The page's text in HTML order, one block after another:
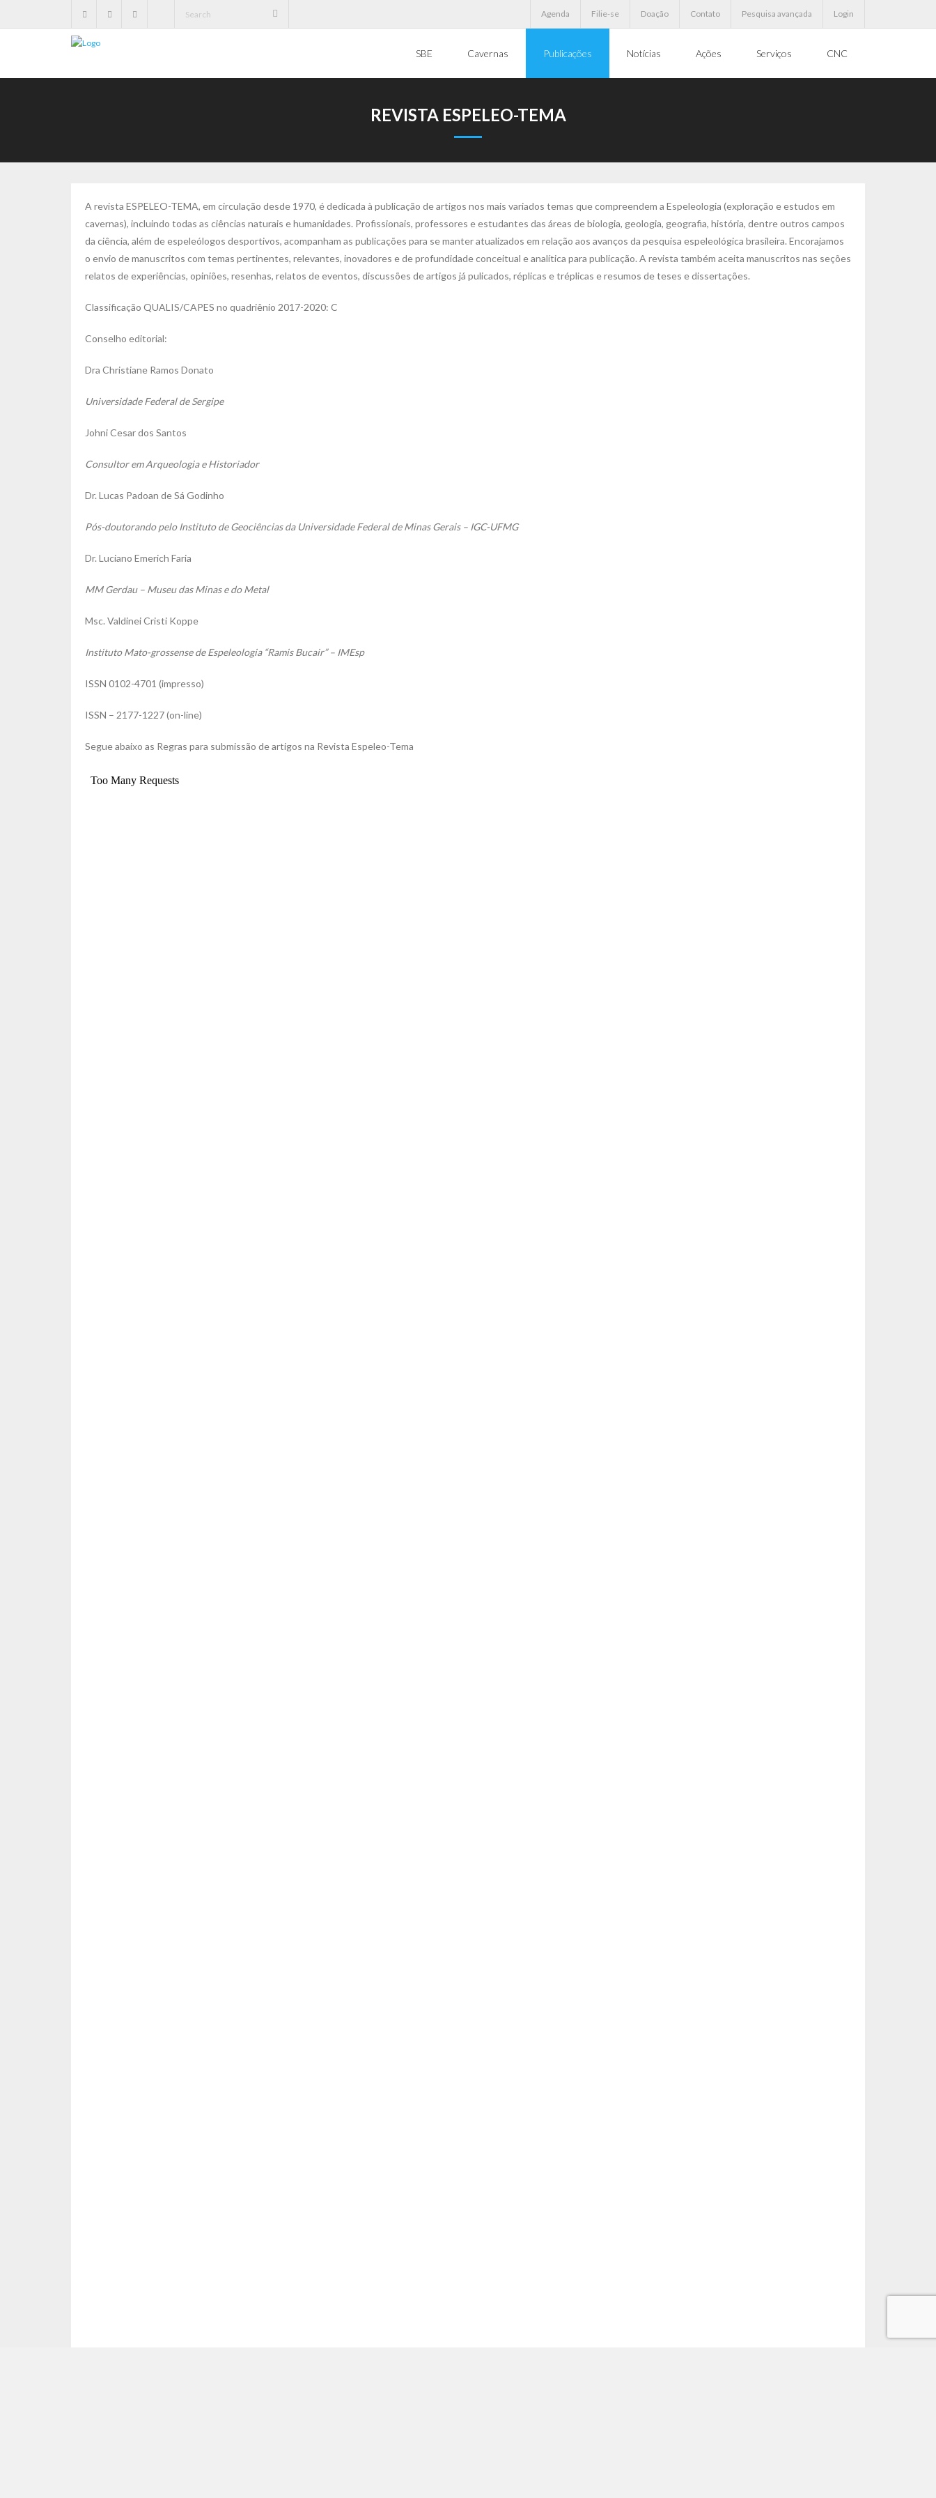
Agenda Filie-se Doação Contato Pesquisa avançada Login
SBE Cavernas Publicações Notícias Ações Serviços CNC
REVISTA ESPELEO-TEMA
A revista ESPELEO-TEMA, em circulação desde 1970, é dedicada à publicação de artigos nos mais variados temas que compreendem a Espeleologia (exploração e estudos em
cavernas), incluindo todas as ciências naturais e humanidades. Profissionais, professores e estudantes das áreas de biologia, geologia, geografia, história, dentre outros campos
da ciência, além de espeleólogos desportivos, acompanham as publicações para se manter atualizados em relação aos avanços da pesquisa espeleológica brasileira. Encorajamos
o envio de manuscritos com temas pertinentes, relevantes, inovadores e de profundidade conceitual e analítica para publicação. A revista também aceita manuscritos nas seções
relatos de experiências, opiniões, resenhas, relatos de eventos, discussões de artigos já pulicados, réplicas e tréplicas e resumos de teses e dissertações.
Classificação QUALIS/CAPES no quadriênio 2017-2020: C
Conselho editorial:
Dra Christiane Ramos Donato
Universidade Federal de Sergipe
Johni Cesar dos Santos
Consultor em Arqueologia e Historiador
Dr. Lucas Padoan de Sá Godinho
Pós-doutorando pelo Instituto de Geociências da Universidade Federal de Minas Gerais – IGC-UFMG
Dr. Luciano Emerich Faria
MM Gerdau – Museu das Minas e do Metal
Msc. Valdinei Cristi Koppe
Instituto Mato-grossense de Espeleologia “Ramis Bucair” – IMEsp
ISSN 0102-4701 (impresso)
ISSN – 2177-1227 (on-line)
Segue abaixo as Regras para submissão de artigos na Revista Espeleo-Tema